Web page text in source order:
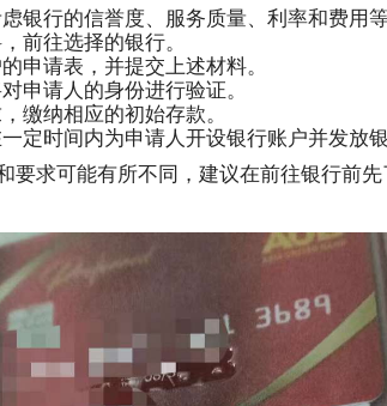
银行的信誉度、服务质量、利率和费用
前往选择的银行。
申请表，并提交上述材料。
申请人的身份进行验证。
缴纳相应的初始存款。
定时间内为申请人开设银行账户并发放
要求可能有所不同，建议在前往银行前